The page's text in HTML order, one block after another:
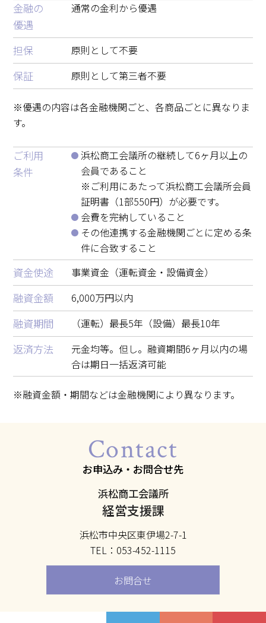
金融の
優遇
通常の金利から優遇
担保 原則として不要
保証 原則として第三者不要
※優遇の内容は各金融機関ごと、各商品ごとに異なりま
す。
ご利用
条件
浜松商工会議所の継続して6ヶ月以上の
会員であること
※ご利用にあたって浜松商工会議所会員
証明書（1部550円）が必要です。
会費を完納していること
その他連携する金融機関ごとに定める条
件に合致すること
資金使途 事業資金（運転資金・設備資金）
融資金額 6,000万円以内
融資期間 （運転）最長5年（設備）最長10年
返済方法
元金均等。但し。融資期間6ヶ月以内の場
合は期日一括返済可能
※融資金額・期間などは金融機関により異なります。
Contact
お申込み・お問合せ先
浜松商工会議所
経営支援課
浜松市中央区東伊場2-7-1
TEL：053-452-1115
お問合せ